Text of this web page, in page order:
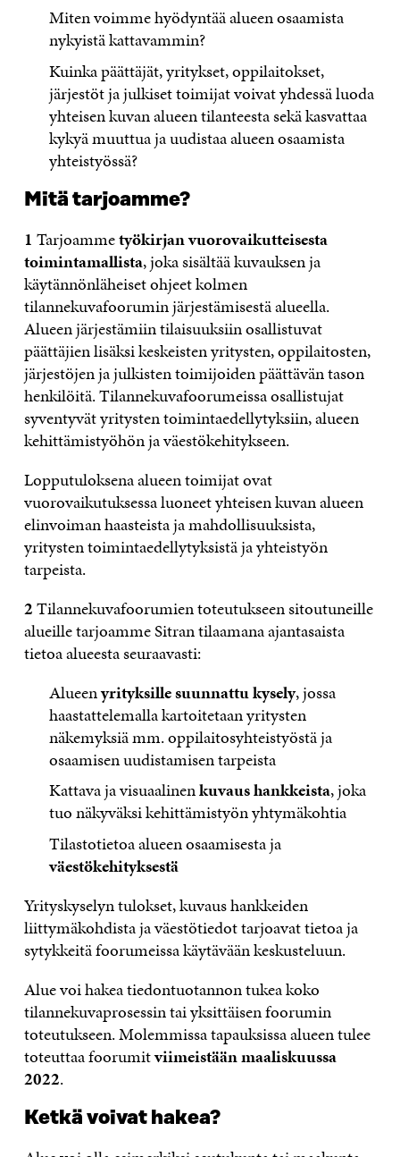
Miten voimme hyödyntää alueen osaamista
nykyistä kattavammin?
Kuinka päättäjät, yritykset, oppilaitokset,
järjestöt ja julkiset toimijat voivat yhdessä luoda
yhteisen kuvan alueen tilanteesta sekä kasvattaa
kykyä muuttua ja uudistaa alueen osaamista
yhteistyössä?
Mitä tarjoamme?
1 Tarjoammetyökirjan vuorovaikutteisesta
toimintamallista, joka sisältää kuvauksen ja
käytännönläheiset ohjeet kolmen
tilannekuvafoorumin järjestämisestä alueella.
Alueen järjestämiin tilaisuuksiin osallistuvat
päättäjien lisäksi keskeisten yritysten, oppilaitosten,
järjestöjen ja julkisten toimijoiden päättävän tason
henkilöitä. Tilannekuvafoorumeissa osallistujat
syventyvät yritysten toimintaedellytyksiin, alueen
kehittämistyöhön ja väestökehitykseen.
Lopputuloksena alueen toimijat ovat
vuorovaikutuksessa luoneet yhteisen kuvan alueen
elinvoiman haasteista ja mahdollisuuksista,
yritysten toimintaedellytyksistä ja yhteistyön
tarpeista.
2Tilannekuvafoorumien toteutukseen sitoutuneille
alueille tarjoamme Sitran tilaamana ajantasaista
tietoa alueesta seuraavasti:
Alueenyrityksille suunnattu kysely, jossa
haastattelemalla kartoitetaan yritysten
näkemyksiä mm. oppilaitosyhteistyöstä ja
osaamisen uudistamisen tarpeista
Kattava ja visuaalinenkuvaus hankkeista, joka
tuo näkyväksi kehittämistyön yhtymäkohtia
Tilastotietoa alueen osaamisesta ja
väestökehityksestä
Yrityskyselyn tulokset, kuvaus hankkeiden
liittymäkohdista ja väestötiedot tarjoavat tietoa ja
sytykkeitä foorumeissa käytävään keskusteluun.
Alue voi hakea tiedontuotannon tukea koko
tilannekuvaprosessin tai yksittäisen foorumin
toteutukseen. Molemmissa tapauksissa alueen tulee
toteuttaa foorumitviimeistään maaliskuussa
2022.
Ketkä voivat hakea?